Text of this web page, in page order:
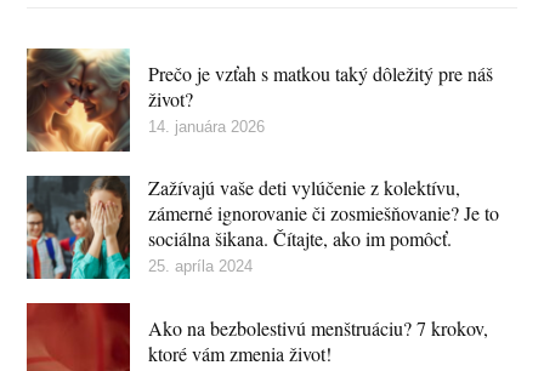
Prečo je vzťah s matkou taký dôležitý pre náš
život?
14. januára 2026
Zažívajú vaše deti vylúčenie z kolektívu,
zámerné ignorovanie či zosmiešňovanie? Je to
sociálna šikana. Čítajte, ako im pomôcť.
25. apríla 2024
Ako na bezbolestivú menštruáciu? 7 krokov,
ktoré vám zmenia život!